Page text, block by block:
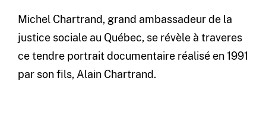
Michel Chartrand, grand ambassadeur de la
justice sociale au Québec, se révèle à traveres
ce tendre portrait documentaire réalisé en 1991
par son fils, Alain Chartrand.